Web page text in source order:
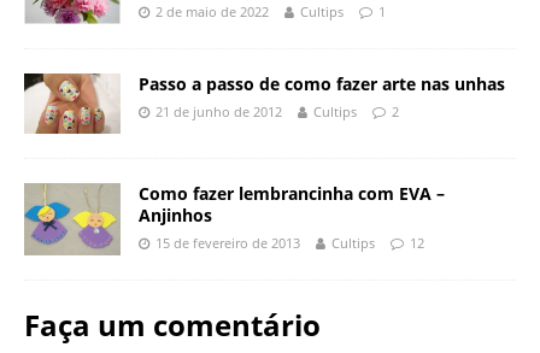
2 de maio de 2022 Cultips 1
Passo a passo de como fazer arte nas unhas
21 de junho de 2012 Cultips 2
Como fazer lembrancinha com EVA –
Anjinhos
15 de fevereiro de 2013 Cultips 12
Faça um comentário